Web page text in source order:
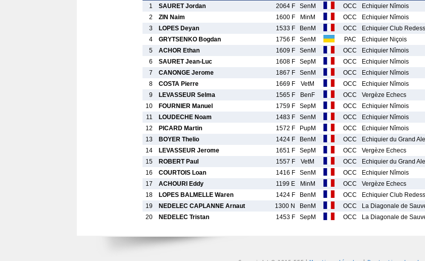
1
SAURET Jordan 2064 F SenM OCC Echiquier Nîmois
2
ZIN Naim 1600 F MinM OCC Echiquier Nîmois
3
LOPES Deyan 1533 F BenM OCC Echiquier Club
4
GRYTSENKO Bogdan 1756 F SenM PAC Echiquier Niçois
5
ACHOR Ethan 1609 F SenM OCC Echiquier Nîmois
6
SAURET Jean-Luc 1608 F SepM OCC Echiquier Nîmois
7
CANONGE Jerome 1867 F SenM OCC Echiquier Nîmois
8
COSTA Pierre 1669 F VetM OCC Echiquier Nîmois
9
LEVASSEUR Selma 1565 F BenF OCC Vergèze Echecs
10
FOURNIER Manuel 1759 F SepM OCC Echiquier Nîmois
11
LOUDECHE Noam 1483 F SenM OCC Echiquier Nîmois
12
PICARD Martin 1572 F PupM OCC Echiquier Nîmois
13
BOYER Thelio 1424 F BenM OCC Echiquier du Grand
14
LEVASSEUR Jerome 1651 F SepM OCC Vergèze Echecs
15
ROBERT Paul 1557 F VetM OCC Echiquier du Grand
16
COURTOIS Loan 1416 F SenM OCC Echiquier Nîmois
17
ACHOURI Eddy 1199 E MinM OCC Vergèze Echecs
18
LOPES BALMELLE Waren 1424 F BenM OCC Echiquier Club
19
NEDELEC CAPLANNE Arnaut 1300 N BenM OCC La Diagonale de
20
NEDELEC Tristan 1453 F SepM OCC La Diagonale de